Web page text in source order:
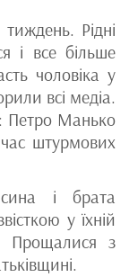
Рідні
і все більше
чоловіка у
всі медіа.
Петро Манько
штурмових
і брата
у їхній
Прощалися з